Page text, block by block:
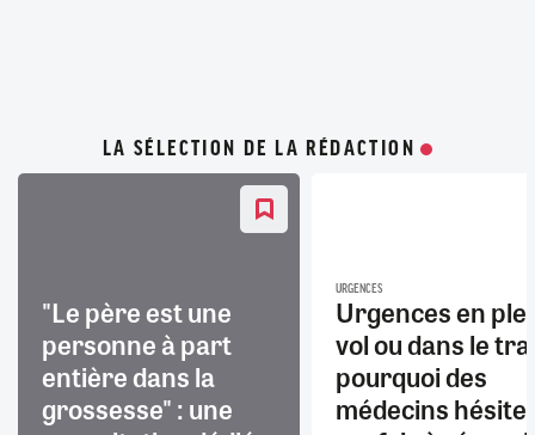
LA SÉLECTION DE LA RÉDACTION
"Le père est une
personne à part
entière dans la
grossesse" : une
URGENCES
Urgences en
vol ou dans le
pourquoi des
médecins